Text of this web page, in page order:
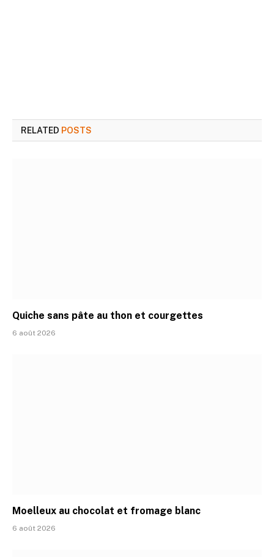
RELATED POSTS
Quiche sans pâte au thon et courgettes
6 août 2026
Moelleux au chocolat et fromage blanc
6 août 2026